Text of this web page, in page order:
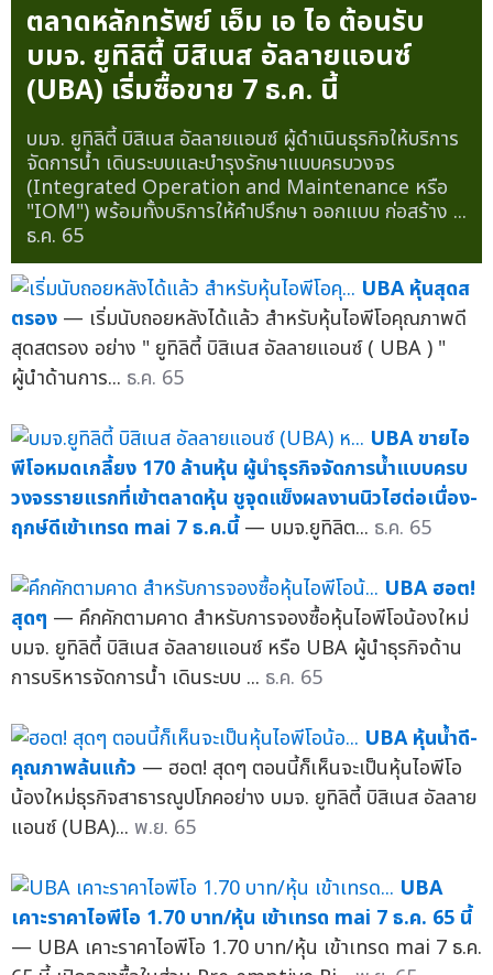
ตลาดหลักทรัพย์ เอ็ม เอ ไอ ต้อนรับ
บมจ. ยูทิลิตี้ บิสิเนส อัลลายแอนซ์
(UBA) เริ่มซื้อขาย 7 ธ.ค. นี้
บมจ. ยูทิลิตี้ บิสิเนส อัลลายแอนซ์ ผู้ดำเนินธุรกิจให้บริการ
จัดการน้ำ เดินระบบและบำรุงรักษาแบบครบวงจร
(Integrated Operation and Maintenance หรือ
"IOM") พร้อมทั้งบริการให้คำปรึกษา ออกแบบ ก่อสร้าง ...
ธ.ค. 65
UBA หุ้นสุดส
ตรอง — เริ่มนับถอยหลังได้แล้ว สำหรับหุ้นไอพีโอคุณภาพดี
สุดสตรอง อย่าง " ยูทิลิตี้ บิสิเนส อัลลายแอนซ์ ( UBA ) "
ผู้นำด้านการ... ธ.ค. 65
UBA ขายไอ
พีโอหมดเกลี้ยง 170 ล้านหุ้น ผู้นำธุรกิจจัดการน้ำแบบครบ
วงจรรายแรกที่เข้าตลาดหุ้น ชูจุดแข็งผลงานนิวไฮต่อเนื่อง-
ฤกษ์ดีเข้าเทรด mai 7 ธ.ค.นี้ — บมจ.ยูทิลิต... ธ.ค. 65
UBA ฮอต!
สุดๆ — คึกคักตามคาด สำหรับการจองซื้อหุ้นไอพีโอน้องใหม่
บมจ. ยูทิลิตี้ บิสิเนส อัลลายแอนซ์ หรือ UBA ผู้นำธุรกิจด้าน
การบริหารจัดการน้ำ เดินระบบ ... ธ.ค. 65
UBA หุ้นน้ำดี-
คุณภาพล้นแก้ว — ฮอต! สุดๆ ตอนนี้ก็เห็นจะเป็นหุ้นไอพีโอ
น้องใหม่ธุรกิจสาธารณูปโภคอย่าง บมจ. ยูทิลิตี้ บิสิเนส อัลลาย
แอนซ์ (UBA)... พ.ย. 65
UBA
เคาะราคาไอพีโอ 1.70 บาท/หุ้น เข้าเทรด mai 7 ธ.ค. 65 นี้
— UBA เคาะราคาไอพีโอ 1.70 บาท/หุ้น เข้าเทรด mai 7 ธ.ค.